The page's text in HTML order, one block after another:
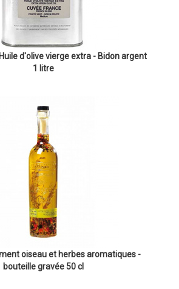
d'olive vierge extra - Bidon argent
1 litre
oiseau et herbes aromatiques -
bouteille gravée 50 cl